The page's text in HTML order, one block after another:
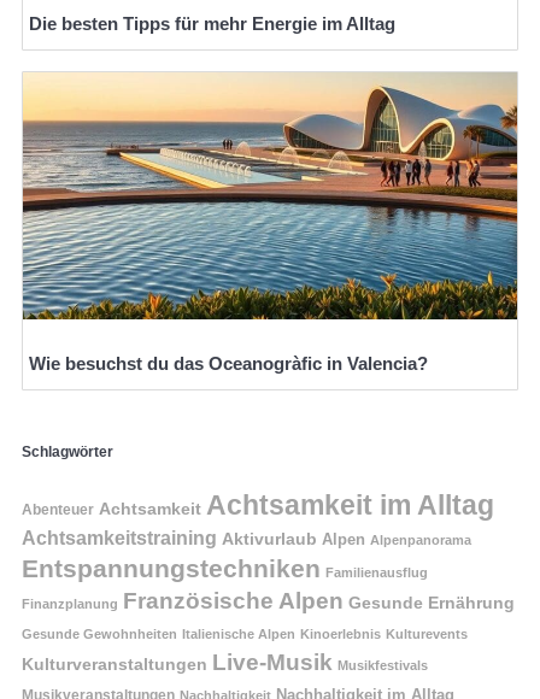
Die besten Tipps für mehr Energie im Alltag
Wie besuchst du das Oceanogràfic in Valencia?
Schlagwörter
Abenteuer Achtsamkeit Achtsamkeit im Alltag
Achtsamkeitstraining Aktivurlaub Alpen Alpenpanorama
Entspannungstechniken Familienausflug
Finanzplanung Französische Alpen Gesunde Ernährung
Gesunde Gewohnheiten Italienische Alpen Kinoerlebnis Kulturevents
Kulturveranstaltungen Live-Musik Musikfestivals
Nachhaltigkeit Nachhaltigkeit im Alltag